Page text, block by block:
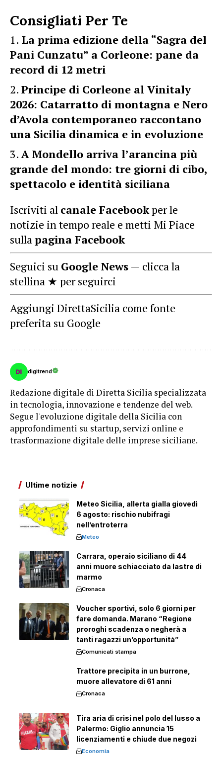
Consigliati Per Te
La prima edizione della “Sagra del
Pani Cunzatu” a Corleone: pane da
record di 12 metri
Principe di Corleone al Vinitaly
2026: Catarratto di montagna e Nero
d’Avola contemporaneo raccontano
una Sicilia dinamica e in evoluzione
A Mondello arriva l’arancina più
grande del mondo: tre giorni di cibo,
spettacolo e identità siciliana
Iscriviti al canale Facebookper le
notizie in tempo reale e metti Mi Piace
sullapagina Facebook
Seguici su Google News — clicca la
stellina ★ per seguirci
Aggiungi DirettaSicilia come fonte
preferita su Google
digitrend
Redazione digitale di Diretta Sicilia specializzata
in tecnologia, innovazione e tendenze del web.
Segue l'evoluzione digitale della Sicilia con
approfondimenti su startup, servizi online e
trasformazione digitale delle imprese siciliane.
Ultime notizie
Meteo Sicilia, allerta gialla giovedì
6 agosto: rischio nubifragi
nell’entroterra
Meteo
Carrara, operaio siciliano di 44
anni muore schiacciato da lastre di
marmo
Cronaca
Voucher sportivi, solo 6 giorni per
fare domanda. Marano “Regione
proroghi scadenza o negherà a
tanti ragazzi un’opportunità”
Comunicati stampa
Trattore precipita in un burrone,
muore allevatore di 61 anni
Cronaca
Tira aria di crisi nel polo del lusso a
Palermo: Giglio annuncia 15
licenziamenti e chiude due negozi
Economia